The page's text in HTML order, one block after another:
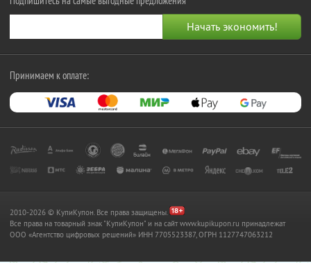
Принимаем к оплате:
2010-2026 © КупиКупон. Все права защищены.
Все права на товарный знак "КупиКупон" и на сайт www.kupikupon.ru принадлежат
OOO «Агентство цифровых решений» ИНН 7705523387, ОГРН 1127747063212